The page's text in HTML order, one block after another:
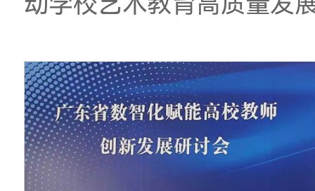
和影响力获得同行广
通过参与此次高水平
深入交流了数智化时